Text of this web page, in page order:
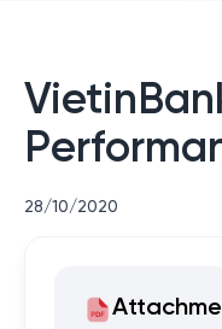
28/10/2020